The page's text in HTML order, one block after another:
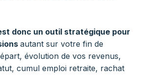
donc un outil stratégique pour
autant sur votre fin de
évolution de vos revenus,
cumul emploi retraite, rachat